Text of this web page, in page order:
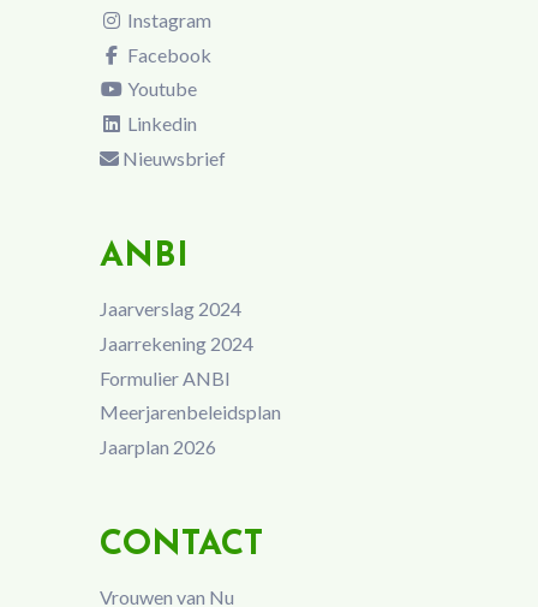
Instagram
Facebook
Youtube
Linkedin
Nieuwsbrief
ANBI
Jaarverslag 2024
Jaarrekening 2024
Formulier ANBI
Meerjarenbeleidsplan
Jaarplan 2026
CONTACT
Vrouwen van Nu